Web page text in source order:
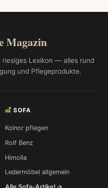
Magazin
Lexikon — alles rund
und Pflegeprodukte.
SOFA
Koinor pflegen
Rolf Benz
Himolla
Ledermöbel allgemein